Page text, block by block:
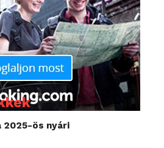
legolcsóbban.) A léptek
és azon vesszük észre
battyogunk is hazafelé,
5x16x23 centiméteres
full HD kamerával és vagy
2025-ös nyári